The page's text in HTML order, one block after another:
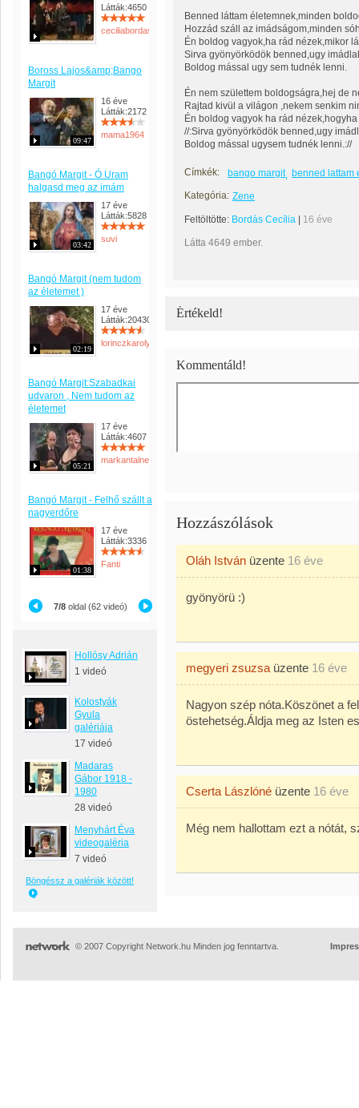
Látták:4650
ceciliabordas
Boross Lajos&amp;Bango
Margit
09:47
16 éve
Látták:2172
mama1964
Bangó Margit - Ó Uram
halgasd meg az imám
03:42
17 éve
Látták:5828
suvi
Bangó Margit (nem tudom
az életemet )
02:19
17 éve
Látták:20430
lorinczkarolyne
Bangó Margit:Szabadkai
udvaron , Nem tudom az
életemet
05:21
17 éve
Látták:4607
markantalne
Bangó Margit - Felhő szállt a
nagyerdőre
01:38
17 éve
Látták:3336
Fanti
7/8 oldal (62 videó)
Hollósy Adrián
1 videó
Kolostyák
Gyula
galériája
17 videó
Madaras
Gábor 1918 -
1980
28 videó
Menyhárt Éva
videogaléria
7 videó
Böngéssz a galériák között!
Benned láttam életemnek,minden
Hozzád száll az imádságom,minden
Én boldog vagyok,ha rád nézek,mikor
Sirva gyönyörködök benned,ugy
Boldog mással ugy sem tudnék lenni.
Én nem születtem boldogságra,hej de
Rajtad kivül a világon ,nekem senkim
Én boldog vagyok ha rád
//:Sirva gyönyörködök benned,ugy
Boldog mással ugysem tudnék lenni.://
Címkék: bango margit
benned lattam
Kategória: Zene
Feltöltötte: Bordás Cecília 16 éve
Látta 4649 ember.
Értékeld!
Kommentáld!
Hozzászólások
Oláh István üzente 16 éve
gyönyörü :)
megyeri zsuzsa üzente 16 éve
Nagyon szép nóta.Köszönet a
östehetség.Áldja meg az Isten
Cserta Lászlóné üzente 16 éve
Még nem hallottam ezt a nótát,
© 2007 Copyright Network.hu Minden jog fenntartva.